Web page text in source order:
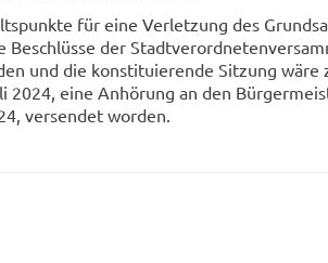
für eine Ver­let­zung des
Be­schlüs­se der
und die kon­sti­tu­ie­ren­de Sit­zung
2024, eine An­hö­rung an den
ver­sen­det wor­den.